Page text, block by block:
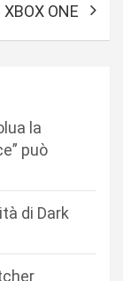
ONE
la
può
di Dark